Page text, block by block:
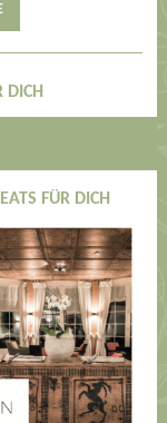
DICH
FÜR DICH